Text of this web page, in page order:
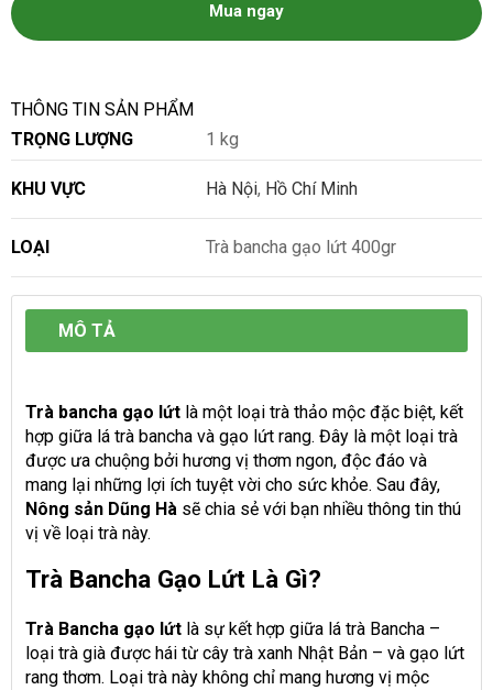
Mua ngay
THÔNG TIN SẢN PHẨM
TRỌNG LƯỢNG
1 kg
KHU VỰC Hà Nội, Hồ Chí Minh
LOẠI Trà bancha gạo lứt 400gr
MÔ TẢ
Trà bancha gạo lứt là một loại trà thảo mộc đặc biệt, kết
hợp giữa lá trà bancha và gạo lứt rang. Đây là một loại trà
được ưa chuộng bởi hương vị thơm ngon, độc đáo và
mang lại những lợi ích tuyệt vời cho sức khỏe. Sau đây,
N ông sản Dũng Hà sẽ chia sẻ với bạn nhiều thông tin thú
vị về loại trà này.
Trà Bancha Gạo Lứt Là Gì?
Trà Bancha gạo lứt là sự kết hợp giữa lá trà Bancha –
loại trà già được hái từ cây trà xanh Nhật Bản – và gạo lứt
rang thơm. Loại trà này không chỉ mang hương vị mộc